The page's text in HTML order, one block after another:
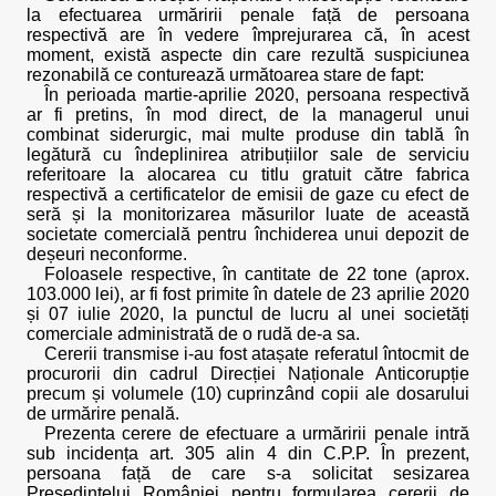
la efectuarea urmăririi penale față de persoana
respectivă are în vedere împrejurarea că, în acest
moment, există aspecte din care rezultă suspiciunea
rezonabilă ce conturează următoarea stare de fapt:
În perioada martie-aprilie 2020, persoana respectivă
ar fi pretins, în mod direct, de la managerul unui
combinat siderurgic, mai multe produse din tablă în
legătură cu îndeplinirea atribuțiilor sale de serviciu
referitoare la alocarea cu titlu gratuit către fabrica
respectivă a certificatelor de emisii de gaze cu efect de
seră și la monitorizarea măsurilor luate de această
societate comercială pentru închiderea unui depozit de
deșeuri neconforme.
Foloasele respective, în cantitate de 22 tone (aprox.
103.000 lei), ar fi fost primite în datele de 23 aprilie 2020
și 07 iulie 2020, la punctul de lucru al unei societăți
comerciale administrată de o rudă de-a sa.
Cererii transmise i-au fost atașate referatul întocmit de
procurorii din cadrul Direcției Naționale Anticorupție
precum și volumele (10) cuprinzând copii ale dosarului
de urmărire penală.
Prezenta cerere de efectuare a urmăririi penale intră
sub incidența art. 305 alin 4 din C.P.P. În prezent,
persoana față de care s-a solicitat sesizarea